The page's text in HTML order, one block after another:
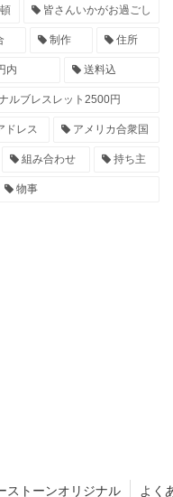
皆さんいかがお過ごし
制作 住所
内 送料込
ルブレスレット2500円
ドレス アメリカ合衆国
組み合わせ 持ち主
物事
ストーンオリジナル よく